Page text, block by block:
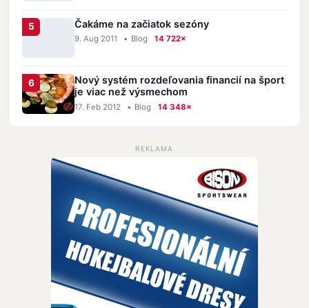
Čakáme na začiatok sezóny
9. Aug 2011 • Blog 14 722×
Nový systém rozdeľovania financií na šport
je viac než výsmechom
17. Feb 2012 • Blog 14 348×
REKLAMA